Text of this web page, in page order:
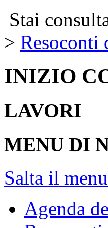
Stai
> Resoconti
INIZIO
LAVORI
MENU DI
Salta il menu
Agenda